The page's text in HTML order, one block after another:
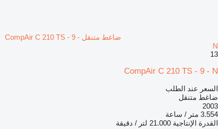
ضاغط متنقل CompAir C 210 TS - 9 -
N
13
CompAir C 210 TS - 9 - N
السعر عند الطلب
ضاغط متنقل
2003
3.554 متر / ساعة
القدرة الإنتاجية 21.000 لتر / دقيقة